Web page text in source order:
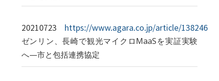
20210723 https://www.agara.co.jp/article/138246
ゼンリン、長崎で観光マイクロMaaSを実証実験
へ—市と包括連携協定